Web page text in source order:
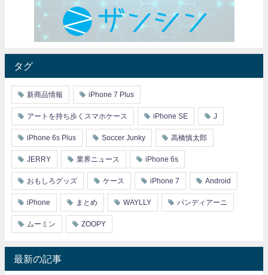
タグ
新商品情報 iPhone 7 Plus
アートを持ち歩くスマホケース iPhone SE J
iPhone 6s Plus Soccer Junky 高橋慎太郎
JERRY 業界ニュース iPhone 6s
おもしろグッズ ケース iPhone 7 Android
iPhone まとめ WAYLLY パンディアーニ
ムーミン ZOOPY
最新の記事